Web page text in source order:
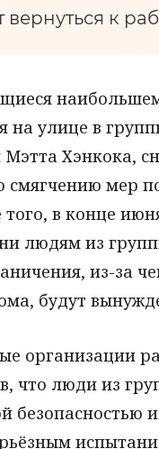
вернуться к
на улице в
Хэнкока,
смягчению мер
в конце
людям из
из-за
будут
организации
что люди из
безопасностью